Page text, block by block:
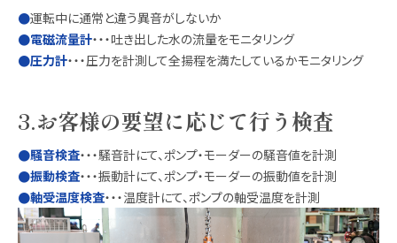
●運転中に通常と違う異音がしないか
●電磁流量計・・・吐き出した水の流量をモニタリング
●圧力計・・・圧力を計測して全揚程を満たしているかモニタリング
3.お客様の要望に応じて行う検査
●騒音検査・・・騒音計にて、ポンプ・モーダーの騒音値を計測
●振動検査・・・振動計にて、ポンプ・モーダーの振動値を計測
●軸受温度検査・・・温度計にて、ポンプの軸受温度を計測